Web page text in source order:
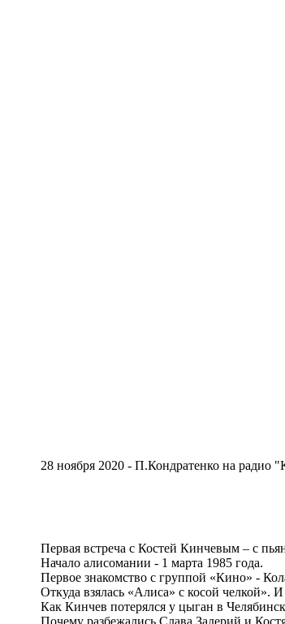
28 ноября 2020 - П.Кондратенко на радио
Первая встреча с Костей Кинчевым – с
Начало алисомании - 1 марта 1985 года.
Первое знакомство с группой «Кино» -
Откуда взялась «Алиса» с косой челкой».
Как Кинчев потерялся у цыган в
Почему разбежались Слава Задерий и